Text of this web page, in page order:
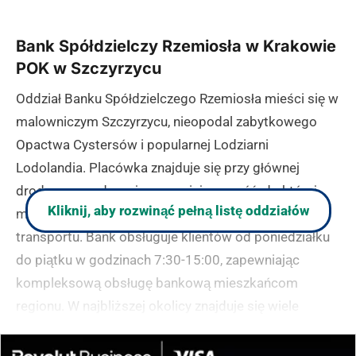
Bank Spółdzielczy Rzemiosła w Krakowie
POK w Szczyrzycu
Oddział Banku Spółdzielczego Rzemiosła mieści się w
malowniczym Szczyrzycu, nieopodal zabytkowego
Opactwa Cystersów i popularnej Lodziarni
Lodolandia. Placówka znajduje się przy głównej
drodze prowadzącej przez miejscowość, do której
można dojechać autobusem lub własnym środkiem
transportu. Bank obsługuje klientów od poniedziałku
do piątku w godzinach 7:30-15:00, zapewniając
kompleksową obsługę bankową mieszkańcom
regionu. W najbliższej okolicy znajduje się wiele
gastronomiczne.
Kliknij, aby rozwinąć pełną listę oddziałów